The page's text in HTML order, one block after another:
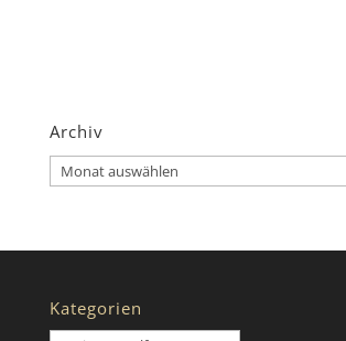
Archiv
Archiv
Kategorien